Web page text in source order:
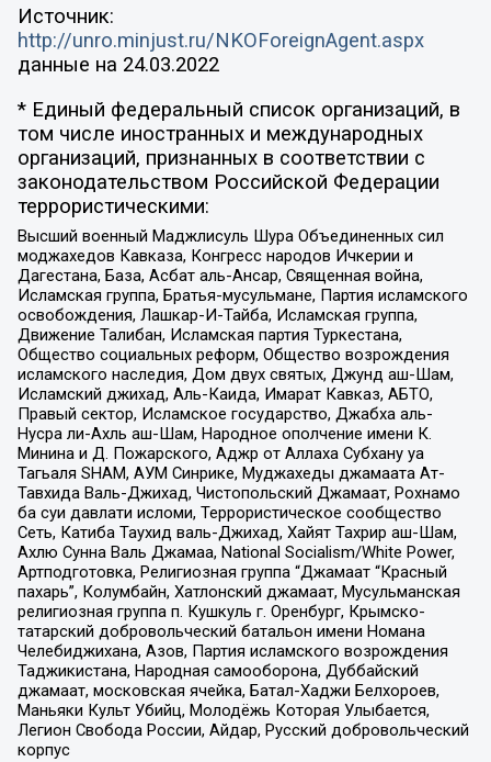
Источник:
http://unro.minjust.ru/NKOForeignAgent.aspx
данные на 24.03.2022
* Единый федеральный список организаций, в
том числе иностранных и международных
организаций, признанных в соответствии с
законодательством Российской Федерации
террористическими:
Высший военный Маджлисуль Шура Объединенных сил
моджахедов Кавказа, Конгресс народов Ичкерии и
Дагестана, База, Асбат аль-Ансар, Священная война,
Исламская группа, Братья-мусульмане, Партия исламского
освобождения, Лашкар-И-Тайба, Исламская группа,
Движение Талибан, Исламская партия Туркестана,
Общество социальных реформ, Общество возрождения
исламского наследия, Дом двух святых, Джунд аш-Шам,
Исламский джихад, Аль-Каида, Имарат Кавказ, АБТО,
Правый сектор, Исламское государство, Джабха аль-
Нусра ли-Ахль аш-Шам, Народное ополчение имени К.
Минина и Д. Пожарского, Аджр от Аллаха Субхану уа
Тагьаля SHAM, АУМ Синрике, Муджахеды джамаата Ат-
Тавхида Валь-Джихад, Чистопольский Джамаат, Рохнамо
ба суи давлати исломи, Террористическое сообщество
Сеть, Катиба Таухид валь-Джихад, Хайят Тахрир аш-Шам,
Ахлю Сунна Валь Джамаа, National Socialism/White Power,
Артподготовка, Религиозная группа “Джамаат “Красный
пахарь”, Колумбайн, Хатлонский джамаат, Мусульманская
религиозная группа п. Кушкуль г. Оренбург, Крымско-
татарский добровольческий батальон имени Номана
Челебиджихана, Азов, Партия исламского возрождения
Таджикистана, Народная самооборона, Дуббайский
джамаат, московская ячейка, Батал-Хаджи Белхороев,
Маньяки Культ Убийц, Молодёжь Которая Улыбается,
Легион Свобода России, Айдар, Русский добровольческий
корпус